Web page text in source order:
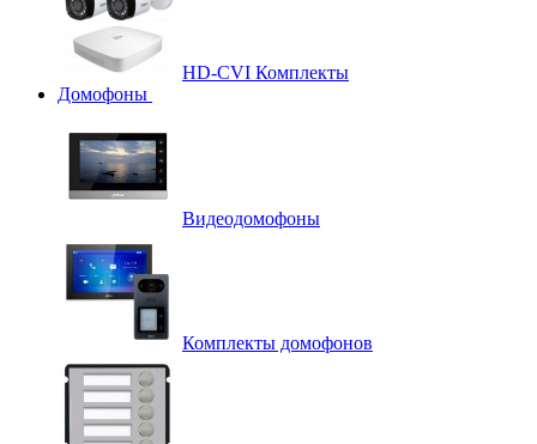
HD-CVI Комплекты
Домофоны
Видеодомофоны
Комплекты домофонов